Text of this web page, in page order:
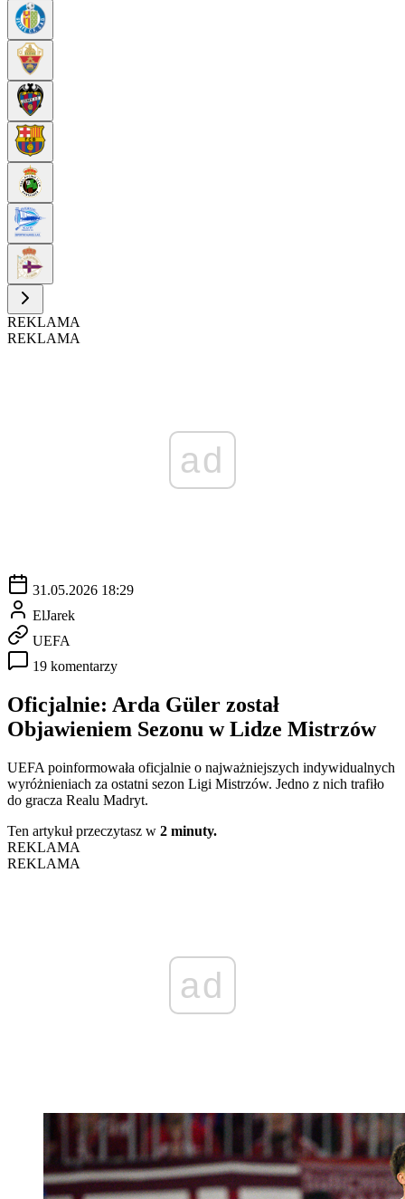
REKLAMA
REKLAMA
ad
31.05.2026 18:29
ElJarek
UEFA
19 komentarzy
Oficjalnie: Arda Güler został
Objawieniem Sezonu w Lidze Mistrzów
UEFA poinformowała oficjalnie o najważniejszych indywidualnych
wyróżnieniach za ostatni sezon Ligi Mistrzów. Jedno z nich trafiło
do gracza Realu Madryt.
Ten artykuł przeczytasz w 2 minuty.
REKLAMA
REKLAMA
ad